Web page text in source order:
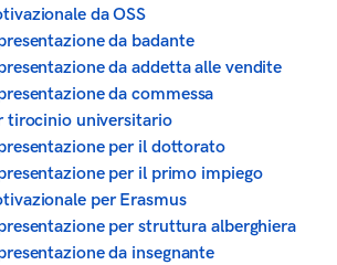
da OSS
da badante
da addetta alle vendite
da commessa
tirocinio universitario
per il dottorato
per il primo impiego
per Erasmus
per struttura alberghiera
da insegnante